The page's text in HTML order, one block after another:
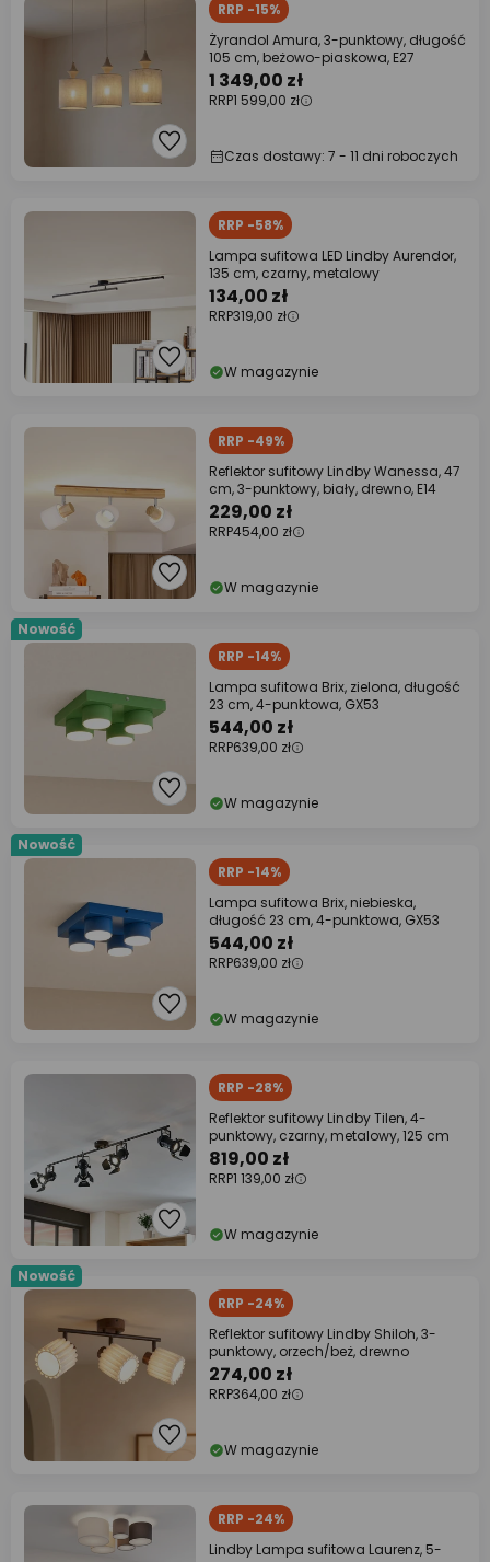
RRP -15%
Żyrandol Amura, 3-punktowy, długość
105 cm, beżowo-piaskowa, E27
1 349,00 zł
RRP1 599,00 zł
Czas dostawy: 7 - 11 dni roboczych
RRP -58%
Lampa sufitowa LED Lindby Aurendor,
135 cm, czarny, metalowy
134,00 zł
RRP319,00 zł
W magazynie
RRP -49%
Reflektor sufitowy Lindby Wanessa, 47
cm, 3-punktowy, biały, drewno, E14
229,00 zł
RRP454,00 zł
W magazynie
Nowość
RRP -14%
Lampa sufitowa Brix, zielona, długość
23 cm, 4-punktowa, GX53
544,00 zł
RRP639,00 zł
W magazynie
Nowość
RRP -14%
Lampa sufitowa Brix, niebieska,
długość 23 cm, 4-punktowa, GX53
544,00 zł
RRP639,00 zł
W magazynie
RRP -28%
Reflektor sufitowy Lindby Tilen, 4-
punktowy, czarny, metalowy, 125 cm
819,00 zł
RRP1 139,00 zł
W magazynie
Nowość
RRP -24%
Reflektor sufitowy Lindby Shiloh, 3-
punktowy, orzech/beż, drewno
274,00 zł
RRP364,00 zł
W magazynie
RRP -24%
Lindby Lampa sufitowa Laurenz, 5-